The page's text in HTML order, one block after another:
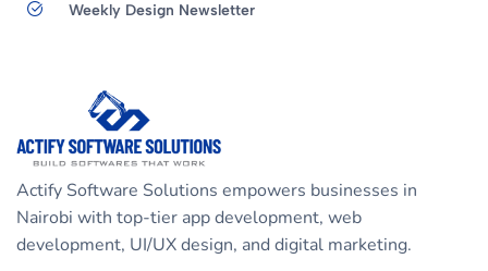
Weekly Design Newsletter
Actify Software Solutions empowers businesses in
Nairobi with top-tier app development, web
development, UI/UX design, and digital marketing.